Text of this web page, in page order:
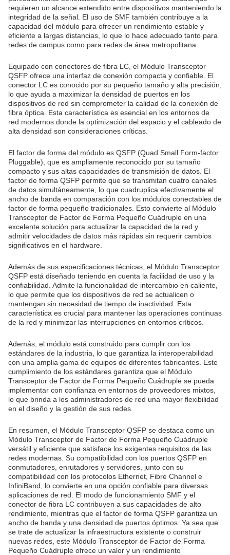
requieren un alcance extendido entre dispositivos manteniendo la
integridad de la señal. El uso de SMF también contribuye a la
capacidad del módulo para ofrecer un rendimiento estable y
eficiente a largas distancias, lo que lo hace adecuado tanto para
redes de campus como para redes de área metropolitana.
Equipado con conectores de fibra LC, el Módulo Transceptor
QSFP ofrece una interfaz de conexión compacta y confiable. El
conector LC es conocido por su pequeño tamaño y alta precisión,
lo que ayuda a maximizar la densidad de puertos en los
dispositivos de red sin comprometer la calidad de la conexión de
fibra óptica. Esta característica es esencial en los entornos de
red modernos donde la optimización del espacio y el cableado de
alta densidad son consideraciones críticas.
El factor de forma del módulo es QSFP (Quad Small Form-factor
Pluggable), que es ampliamente reconocido por su tamaño
compacto y sus altas capacidades de transmisión de datos. El
factor de forma QSFP permite que se transmitan cuatro canales
de datos simultáneamente, lo que cuadruplica efectivamente el
ancho de banda en comparación con los módulos conectables de
factor de forma pequeño tradicionales. Esto convierte al Módulo
Transceptor de Factor de Forma Pequeño Cuádruple en una
excelente solución para actualizar la capacidad de la red y
admitir velocidades de datos más rápidas sin requerir cambios
significativos en el hardware.
Además de sus especificaciones técnicas, el Módulo Transceptor
QSFP está diseñado teniendo en cuenta la facilidad de uso y la
confiabilidad. Admite la funcionalidad de intercambio en caliente,
lo que permite que los dispositivos de red se actualicen o
mantengan sin necesidad de tiempo de inactividad. Esta
característica es crucial para mantener las operaciones continuas
de la red y minimizar las interrupciones en entornos críticos.
Además, el módulo está construido para cumplir con los
estándares de la industria, lo que garantiza la interoperabilidad
con una amplia gama de equipos de diferentes fabricantes. Este
cumplimiento de los estándares garantiza que el Módulo
Transceptor de Factor de Forma Pequeño Cuádruple se pueda
implementar con confianza en entornos de proveedores mixtos,
lo que brinda a los administradores de red una mayor flexibilidad
en el diseño y la gestión de sus redes.
En resumen, el Módulo Transceptor QSFP se destaca como un
Módulo Transceptor de Factor de Forma Pequeño Cuádruple
versátil y eficiente que satisface los exigentes requisitos de las
redes modernas. Su compatibilidad con los puertos QSFP en
conmutadores, enrutadores y servidores, junto con su
compatibilidad con los protocolos Ethernet, Fibre Channel e
InfiniBand, lo convierte en una opción confiable para diversas
aplicaciones de red. El modo de funcionamiento SMF y el
conector de fibra LC contribuyen a sus capacidades de alto
rendimiento, mientras que el factor de forma QSFP garantiza un
ancho de banda y una densidad de puertos óptimos. Ya sea que
se trate de actualizar la infraestructura existente o construir
nuevas redes, este Módulo Transceptor de Factor de Forma
Pequeño Cuádruple ofrece un valor y un rendimiento